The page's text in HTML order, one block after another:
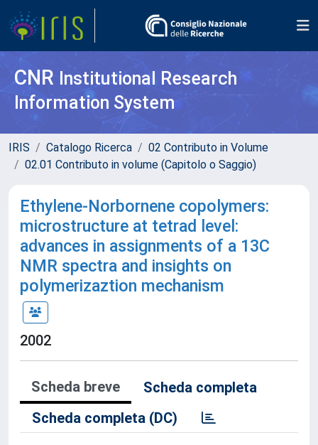
CNR Institutional Research
Information System
IRIS Catalogo Ricerca
02 Contributo in Volume
02.01 Contributo in volume (Capitolo o Saggio)
Ethylene-Norbornene copolymers:
microstructure at tetrad level:
advances in assignments of a 13C
NMR spectra and insights on
polymerizaztion mechanism
2002
Scheda breve
Scheda completa
Scheda completa (DC)